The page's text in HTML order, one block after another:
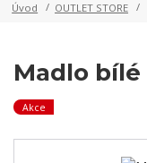
Úvod OUTLET STORE
Madlo
Akce